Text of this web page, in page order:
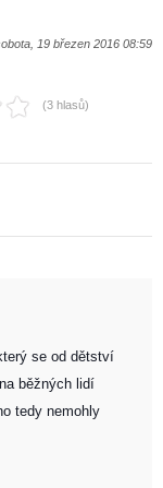
19 březen 2016 08:59
(3 hlasů)
se od dětství
běžných lidí
tedy nemohly